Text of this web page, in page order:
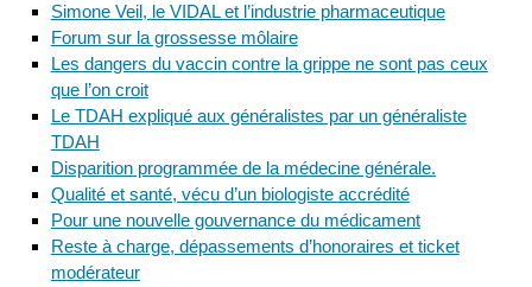
Simone Veil, le VIDAL et l’industrie pharmaceutique
Forum sur la grossesse môlaire
Les dangers du vaccin contre la grippe ne sont pas ceux
que l’on croit
Le TDAH expliqué aux généralistes par un généraliste
TDAH
Disparition programmée de la médecine générale.
Qualité et santé, vécu d’un biologiste accrédité
Pour une nouvelle gouvernance du médicament
Reste à charge, dépassements d’honoraires et ticket
modérateur